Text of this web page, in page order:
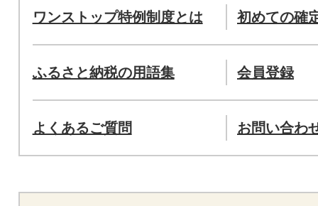
ワンストップ特例制度とは 初めての確
ふるさと納税の用語集 会員登録
よくあるご質問 お問い合わ